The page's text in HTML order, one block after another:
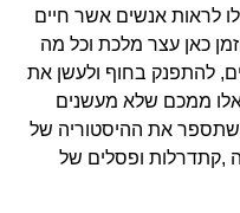
לראות אנשים אשר חיים
כאן עצר מלכת וכל מה
להתפנק בחוף ולעשן את
ממכם שלא מעשנים
שתספר את ההיסטוריה של
,קתדרלות ופסלים של